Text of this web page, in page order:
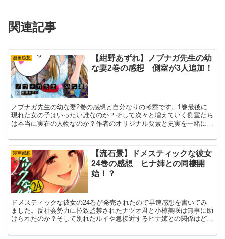
関連記事
漫画感想
【紺野あずれ】ノブナガ先生の幼
な妻2巻の感想 側室が3人追加！
ノブナガ先生の幼な妻2巻の感想と自分なりの考察です。1巻最後に
現れた女の子はいったい誰なのか？そして次々と増えていく側室たち
は本当に実在の人物なのか？作者のオリジナル要素と史実を一緒に学
漫画感想
【流石景】ドメスティックな彼女
24巻の感想 ヒナ姉との同棲開
始！？
ドメスティックな彼女の24巻が発売されたので早速感想を書いてみ
ました。反社会勢力に拉致監禁されたナツオ君と小椋美咲は無事に助
けられたのか？そして別れたルイや急接近するヒナ姉との関係はどう